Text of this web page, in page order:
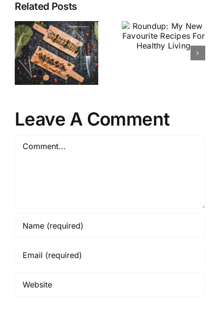
Related PostsRoundup:
My New
Favourite
Recipes For
Healthy
Living
Exploring
Street Food
in Bangkok
Leave A Comment
Comment